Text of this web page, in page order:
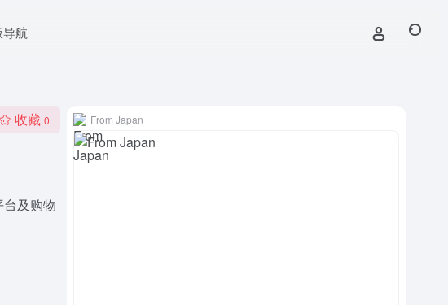
导航
收藏 0
及购物
From Japan